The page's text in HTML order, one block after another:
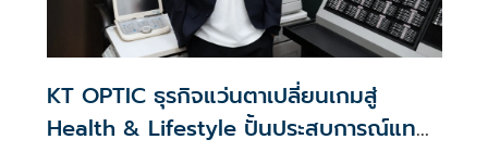
KT OPTIC ธุรกิจแว่นตาเปลี่ยนเกมสู่
Health & Lifestyle ปั้นประสบการณ์แทน